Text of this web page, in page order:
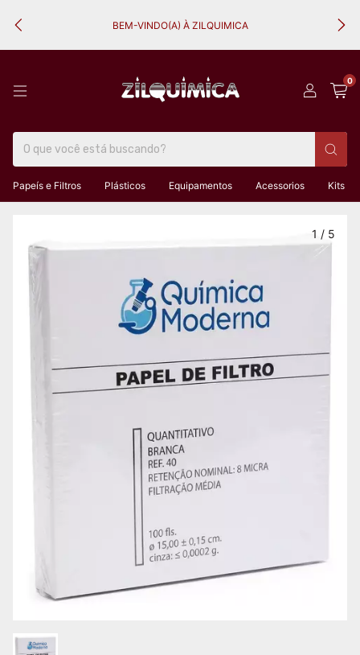
BEM-VINDO(A) À ZILQUIMICA
0
Papeís e Filtros Plásticos Equipamentos Acessorios Kits
1 / 5